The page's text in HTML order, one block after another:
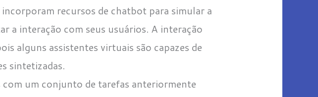
recursos de chatbot para simular a
a interação com seus usuários. A interação
alguns assistentes virtuais são capazes de
sintetizadas.
com um conjunto de tarefas anteriormente